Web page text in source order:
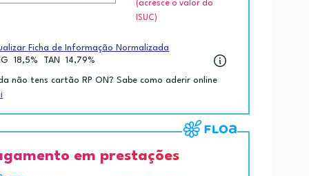
(acresce o valor do
ISUC)
Ficha de Informação Normalizada
18,5% TAN 14,79%
não tens cartão RP ON? Sabe como aderir online
em prestações